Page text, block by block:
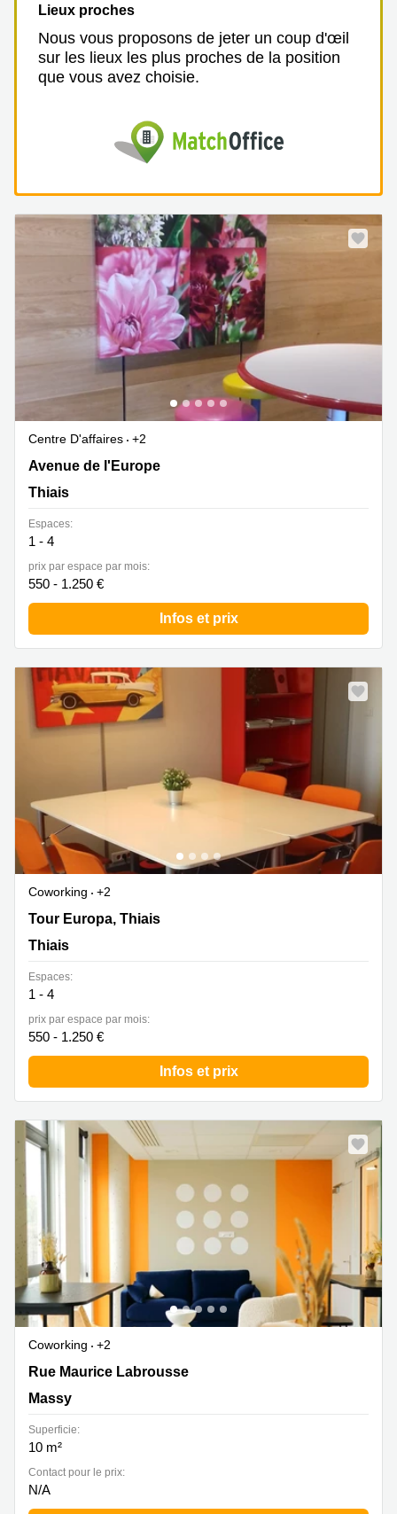
Lieux proches
Nous vous proposons de jeter un coup d'œil
sur les lieux les plus proches de la position
que vous avez choisie.
Centre D'affaires
+2
Avenue de l'Europe, Tour Europa, Thiais
Avenue de l'Europe
Thiais
Espaces:
1 - 4
prix par espace par mois:
550 - 1.250 €
Infos et prix
Coworking
+2
Tour Europa, Thiais, Thiais
Tour Europa, Thiais
Thiais
Espaces:
1 - 4
prix par espace par mois:
550 - 1.250 €
Infos et prix
Coworking
+2
Rue Maurice Labrousse 5, Massy
Rue Maurice Labrousse
Massy
Superficie:
10 m²
Contact pour le prix:
N/A